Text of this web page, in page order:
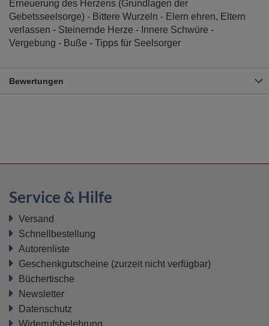
Erneuerung des Herzens (Grundlagen der
Gebetsseelsorge) - Bittere Wurzeln - Elern ehren, Eltern
verlassen - Steinernde Herze - Innere Schwüre -
Vergebung - Buße - Tipps für Seelsorger
Bewertungen
Service & Hilfe
Versand
Schnellbestellung
Autorenliste
Geschenkgutscheine (zurzeit nicht verfügbar)
Büchertische
Newsletter
Datenschutz
Widerrufsbelehrung